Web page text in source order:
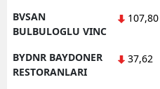
BVSAN
BULBULOGLU VINC
107,80
BYDNR BAYDONER
RESTORANLARI
37,62